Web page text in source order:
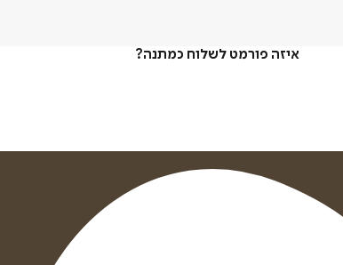
איזה פורמט לשלוח כמתנה?